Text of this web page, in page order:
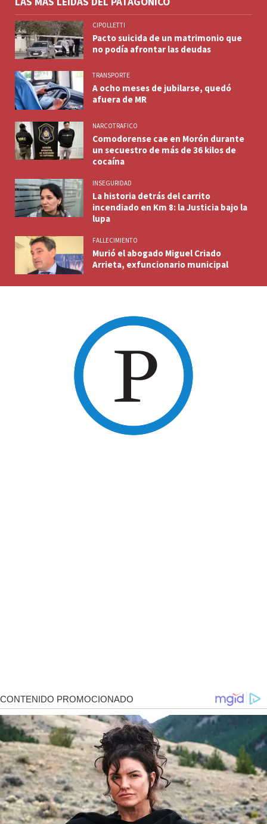
CIPOLLETTI
Pacto suicida de un matrimonio que
no podía afrontar las deudas
TRANSPORTE
A ocho meses de jubilarse, quedó
afuera de MR
NARCOTRAFICO
Comodorense cae en Morón durante
un secuestro de más de 36 kilos de
cocaína
INSEGURIDAD
La historia detrás del carrito
incendiado en Km 8: la Justicia bajo la
lupa
FALLECIMIENTO
Murió el abogado Miguel Criado
Arrieta, exfuncionario municipal